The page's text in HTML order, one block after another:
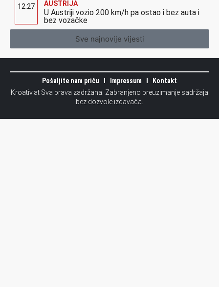
12:27 AUSTRIJA
U Austriji vozio 200 km/h pa ostao i bez auta i
bez vozačke
Sve najnovije vijesti
Pošaljite nam priču Impressum
Kontakt
Kroativ.at Sva prava zadržana. Zabranjeno preuzimanje sadržaja
bez dozvole izdavača.